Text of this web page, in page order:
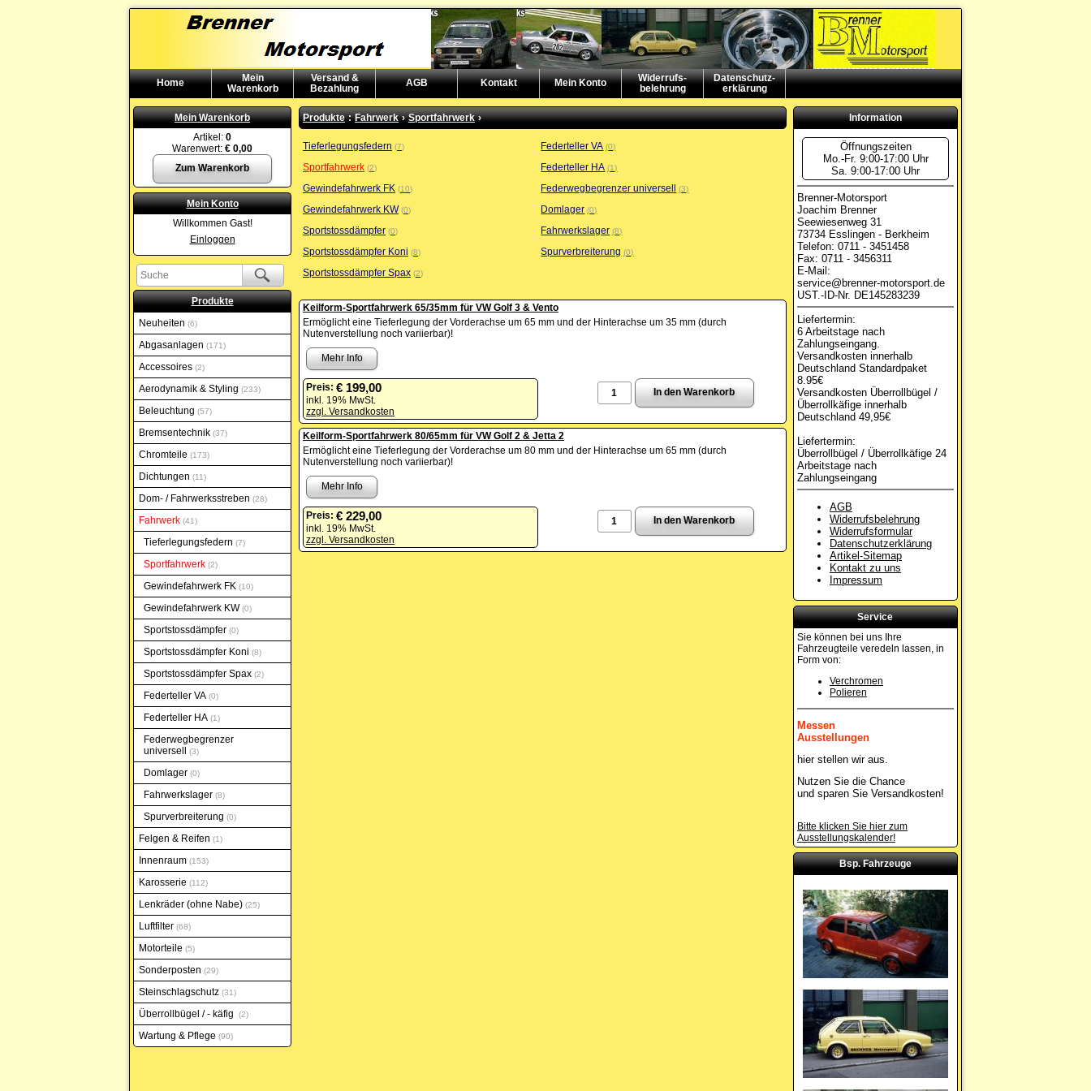
Home
Mein
Warenkorb
Versand &
Bezahlung
AGB Kontakt Mein Konto
Widerrufs-
belehrung
Datenschutz-
erklärung
Mein Warenkorb
Artikel: 0
Warenwert: € 0,00
Zum Warenkorb
Mein Konto
Willkommen Gast!
Einloggen
Produkte
Neuheiten
6
Abgasanlagen 171
Accessoires 2
Aerodynamik & Styling 233
Beleuchtung 57
Bremsentechnik 37
Chromteile 173
Dichtungen 11
Dom- / Fahrwerksstreben 28
Fahrwerk 41
Tieferlegungsfedern 7
Sportfahrwerk 2
Gewindefahrwerk FK 10
Gewindefahrwerk KW 0
Sportstossdämpfer 0
Sportstossdämpfer Koni 8
Sportstossdämpfer Spax 2
Federteller VA 0
Federteller HA 1
Federwegbegrenzer
universell
3
Domlager 0
Fahrwerkslager 8
Spurverbreiterung 0
Felgen & Reifen 1
Innenraum 153
Karosserie 112
Lenkräder (ohne Nabe) 25
Luftfilter 68
Motorteile 5
Sonderposten 29
Steinschlagschutz 31
Überrollbügel / - käfig 2
Wartung & Pflege 90
Produkte : Fahrwerk › Sportfahrwerk ›
Tieferlegungsfedern 7
Sportfahrwerk 2
Gewindefahrwerk FK 10
Gewindefahrwerk KW 0
Sportstossdämpfer 0
Sportstossdämpfer Koni 8
Sportstossdämpfer Spax 2
Federteller VA 0
Federteller HA 1
Federwegbegrenzer universell 3
Domlager 0
Fahrwerkslager 8
Spurverbreiterung 0
Keilform-Sportfahrwerk 65/35mm für VW Golf 3 & Vento
Ermöglicht eine Tieferlegung der Vorderachse um 65 mm und der Hinterachse um 35 mm (durch
Nutenverstellung noch variierbar)!
Mehr Info
Preis: € 199,00
inkl. 19% MwSt.
zzgl. Versandkosten
Keilform-Sportfahrwerk 80/65mm für VW Golf 2 & Jetta 2
Ermöglicht eine Tieferlegung der Vorderachse um 80 mm und der Hinterachse um 65 mm (durch
Nutenverstellung noch variierbar)!
Mehr Info
Preis: € 229,00
inkl. 19% MwSt.
zzgl. Versandkosten
Information
Öffnungszeiten
Mo.-Fr. 9:00-17:00 Uhr
Sa. 9:00-17:00 Uhr
Brenner-Motorsport
Joachim Brenner
Seewiesenweg 31
73734 Esslingen - Berkheim
Telefon: 0711 - 3451458
Fax: 0711 - 3456311
E-Mail:
service@brenner-motorsport.de
UST.-ID-Nr. DE145283239
Liefertermin:
6 Arbeitstage nach
Zahlungseingang.
Versandkosten innerhalb
Deutschland Standardpaket
8.95€
Versandkosten Überrollbügel /
Überrollkäfige innerhalb
Deutschland 49,95€
Liefertermin:
Überrollbügel / Überrollkäfige 24
Arbeitstage nach
Zahlungseingang
AGB
Widerrufsbelehrung
Widerrufsformular
Datenschutzerklärung
Artikel-Sitemap
Kontakt zu uns
Impressum
Service
Sie können bei uns Ihre
Fahrzeugteile veredeln lassen, in
Form von:
Verchromen
Polieren
Messen
Ausstellungen
hier stellen wir aus.
Nutzen Sie die Chance
und sparen Sie Versandkosten!
Bitte klicken Sie hier zum
Ausstellungskalender!
Bsp. Fahrzeuge